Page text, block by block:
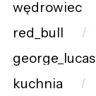
wędrowiec
red_bull
george_lucas
kuchnia